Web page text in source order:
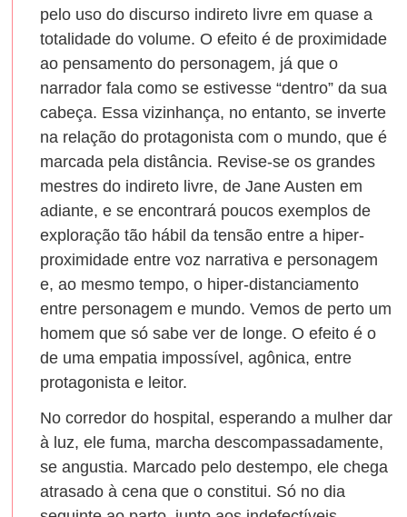
pelo uso do discurso indireto livre em quase a
totalidade do volume. O efeito é de proximidade
ao pensamento do personagem, já que o
narrador fala como se estivesse “dentro” da sua
cabeça. Essa vizinhança, no entanto, se inverte
na relação do protagonista com o mundo, que é
marcada pela distância. Revise-se os grandes
mestres do indireto livre, de Jane Austen em
adiante, e se encontrará poucos exemplos de
exploração tão hábil da tensão entre a hiper-
proximidade entre voz narrativa e personagem
e, ao mesmo tempo, o hiper-distanciamento
entre personagem e mundo. Vemos de perto um
homem que só sabe ver de longe. O efeito é o
de uma empatia impossível, agônica, entre
protagonista e leitor.
No corredor do hospital, esperando a mulher dar
à luz, ele fuma, marcha descompassadamente,
se angustia. Marcado pelo destempo, ele chega
atrasado à cena que o constitui. Só no dia